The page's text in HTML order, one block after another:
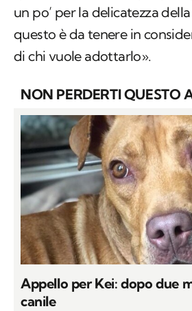
un po’ per la delicatezza
questo è da tenere in
di chi vuole adottarlo».
NON PERDERTI QUESTO
Appello per Kei: dopo due
canile